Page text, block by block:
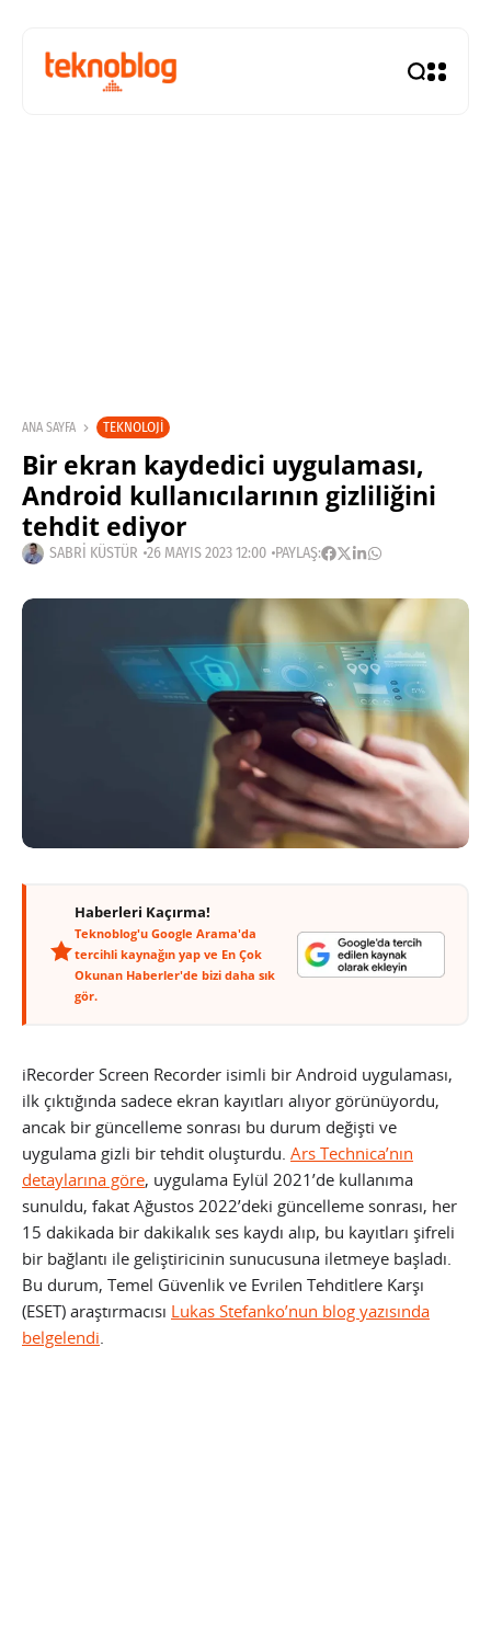
ANA SAYFA TEKNOLOJI
Bir ekran kaydedici uygulaması,
Android kullanıcılarının gizliliğini
tehdit ediyor
SABRI KÜSTÜR 26 MAYIS 2023 12:00 PAYLAŞ:
Haberleri Kaçırma!
Teknoblog'u Google Arama'da
tercihli kaynağın yap ve En Çok
Okunan Haberler'de bizi daha sık
gör.
iRecorder Screen Recorder isimli bir Android uygulaması,
ilk çıktığında sadece ekran kayıtları alıyor görünüyordu,
ancak bir güncelleme sonrası bu durum değişti ve
uygulama gizli bir tehdit oluşturdu. Ars Technica’nın
detaylarına göre, uygulama Eylül 2021’de kullanıma
sunuldu, fakat Ağustos 2022’deki güncelleme sonrası, her
15 dakikada bir dakikalık ses kaydı alıp, bu kayıtları şifreli
bir bağlantı ile geliştiricinin sunucusuna iletmeye başladı.
Bu durum, Temel Güvenlik ve Evrilen Tehditlere Karşı
(ESET) araştırmacısı Lukas Stefanko’nun blog yazısında
belgelendi.